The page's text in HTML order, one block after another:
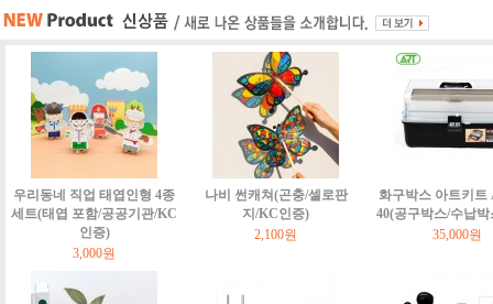
우리동네 직업 태엽인형 4종
세트(태엽 포함/공공기관/KC
인증)
3,000원
나비 썬캐쳐(곤충/셀로판
지/KC인증)
2,100원
화구박스 아트키
40(공구박스/수납
35,000원